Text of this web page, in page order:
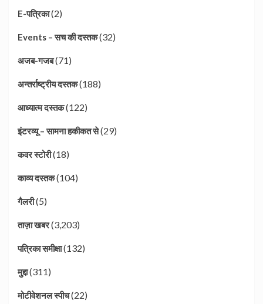
E-पत्रिका(2)
Events – सच की दस्तक(32)
अजब-गजब(71)
अन्तर्राष्ट्रीय दस्तक(188)
आध्यात्म दस्तक(122)
इंटरव्यू – सामना हकीकत से(29)
कवर स्टोरी(18)
काव्य दस्तक(104)
गैलरी(5)
ताज़ा खबर(3,203)
पत्रिका समीक्षा(132)
मुद्दा(311)
मोटीवेशनल स्पीच(22)